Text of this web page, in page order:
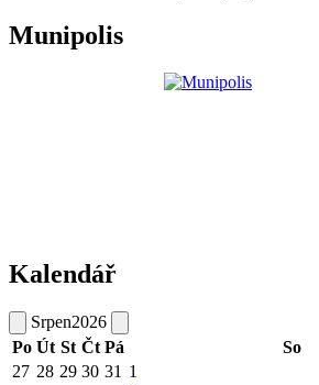
Munipolis
Kalendář
Srpen2026
Po Út St Čt Pá So
27 28 29 30 31 1